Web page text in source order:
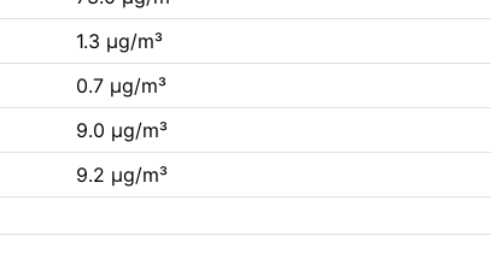
1.3 µg/m³
0.7 µg/m³
9.0 µg/m³
9.2 µg/m³